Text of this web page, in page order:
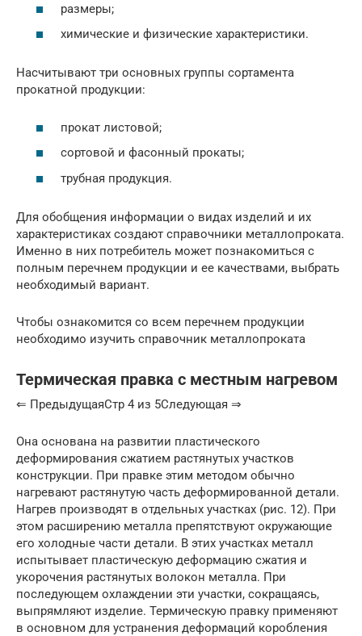
размеры;
химические и физические характеристики.
Насчитывают три основных группы сортамента
прокатной продукции:
прокат листовой;
сортовой и фасонный прокаты;
трубная продукция.
Для обобщения информации о видах изделий и их
характеристиках создают справочники металлопроката.
Именно в них потребитель может познакомиться с
полным перечнем продукции и ее качествами, выбрать
необходимый вариант.
Чтобы ознакомится со всем перечнем продукции
необходимо изучить справочник металлопроката
Термическая правка с местным нагревом
⇐ ПредыдущаяСтр 4 из 5Следующая ⇒
Она основана на развитии пластического
деформирования сжатием растянутых участков
конструкции. При правке этим методом обычно
нагревают растянутую часть деформированной детали.
Нагрев производят в отдельных участках (рис. 12). При
этом расширению металла препятствуют окружающие
его холодные части детали. В этих участках металл
испытывает пластическую деформацию сжатия и
укорочения растянутых волокон металла. При
последующем охлаждении эти участки, сокращаясь,
выпрямляют изделие. Термическую правку применяют
в основном для устранения деформаций коробления